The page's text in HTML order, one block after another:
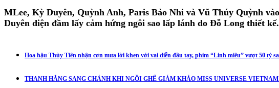
MLee, Kỳ Duyên, Quỳnh Anh, Paris Bảo Nhi và Vũ Thúy Quỳnh
Duyên diện đầm lấy cảm hứng ngôi sao lấp lánh do Đỗ Long thiết
Hoa hậu Thùy Tiên nhận cơn mưa lời khen với vai diễn đầu tay, phim “Linh miêu” vượt 50 tỷ
THANH HẰNG SANG CHẢNH KHI NGỒI GHẾ GIÁM KHẢO MISS UNIVERSE VIETNAM